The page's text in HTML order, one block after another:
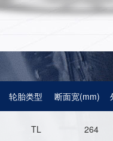
轮胎类型 断面宽(mm)
TL 264